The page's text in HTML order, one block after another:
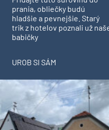
prania, obliečky budú
hladšie a pevnejšie. Starý
trik z hotelov poznali už
babičky
UROB SI SÁM